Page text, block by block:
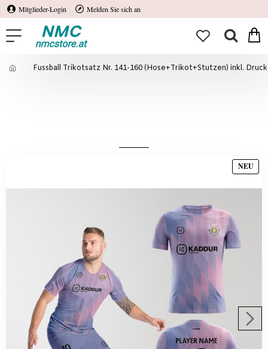
Mitglieder-Login Melden Sie sich an
Fussball Trikotsatz Nr. 141-160 (Hose+Trikot+Stutzen) inkl. Druck
NEU